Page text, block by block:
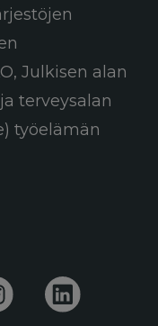
Julkisen alan
terveysalan
työelämän